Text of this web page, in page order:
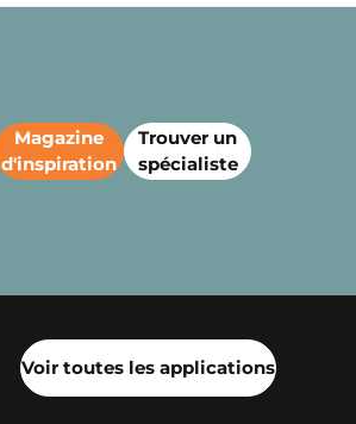
Magazine
d'inspiration
Trouver un
spécialiste
Voir toutes les applications